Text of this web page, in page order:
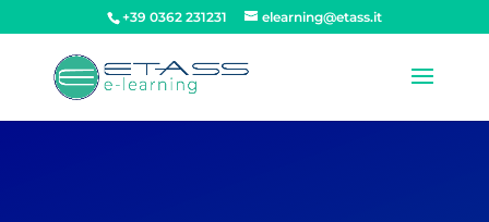
+39 0362 231231 elearning@etass.it